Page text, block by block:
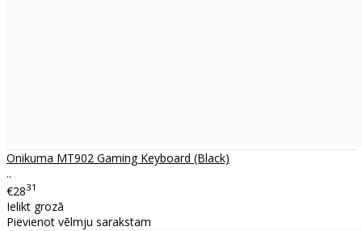
Onikuma MT902 Gaming Keyboard (Black)
..
€2831
Ielikt grozā
Pievienot vēlmju sarakstam